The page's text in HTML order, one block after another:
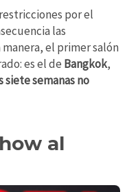
por el
las
el primer salón
es el de Bangkok,
siete semanas no
al